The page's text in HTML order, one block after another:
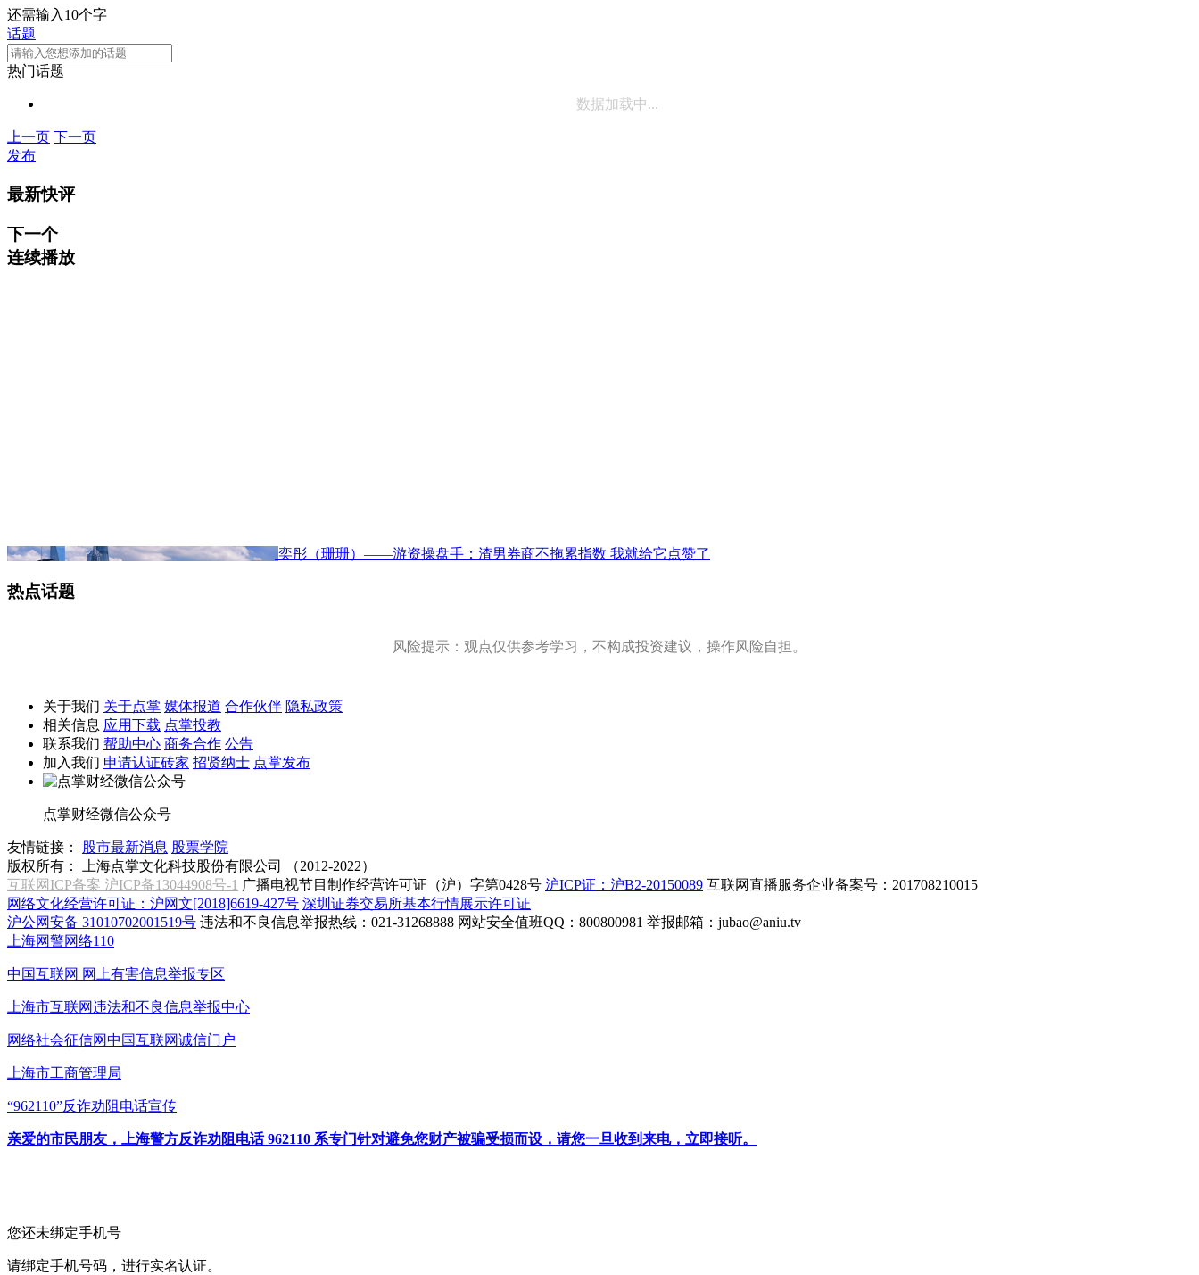
还需输入10个字
话题
热门话题
数据加载中...
上一页 下一页
发布
最新快评
下一个
连续播放
奕彤（珊珊）——游资操盘手：渣男券商不拖累指数 我就给它点赞了
热点话题
风险提示：观点仅供参考学习，不构成投资建议，操作风险自担。
关于我们 关于点掌 媒体报道 合作伙伴 隐私政策
相关信息 应用下载 点掌投教
联系我们 帮助中心 商务合作 公告
加入我们 申请认证砖家 招贤纳士 点掌发布
点掌财经微信公众号
友情链接： 股市最新消息 股票学院
版权所有：
上海点掌文化科技股份有限公司 （2012-2022）
互联网ICP备案 沪ICP备13044908号-1 广播电视节目制作经营许可证（沪）字第0428号 沪ICP证：沪B2-20150089 互联网直播服务企业备案号：201708210015
网络文化经营许可证：沪网文[2018]6619-427号 深圳证券交易所基本行情展示许可证
沪公网安备 31010702001519号 违法和不良信息举报热线：021-31268888 网站安全值班QQ：800800981 举报邮箱： jubao@aniu.tv
上海网警网络110
中国互联网 网上有害信息举报专区
上海市互联网违法和不良信息举报中心
网络社会征信网中国互联网诚信门户
上海市工商管理局
“962110”反诈劝阻电话宣传
亲爱的市民朋友，上海警方反诈劝阻电话 962110 系专门针对避免您财产被骗受损而设，请您一旦收到来电，立即接听。
您还未绑定手机号
请绑定手机号码，进行实名认证。